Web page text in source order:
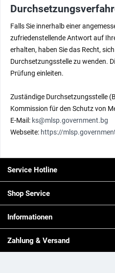
Falls Sie innerhalb einer
zufriedenstellende Antwort auf
erhalten, haben Sie das Recht,
Durchsetzungsstelle zu wenden.
Prüfung einleiten.
Zuständige Durchsetzungsstelle
Kommission für den Schutz von
E-Mail: ks@mlsp.government.bg
Webseite: https://
Service Hotline
Shop Service
Informationen
Zahlung & Versand